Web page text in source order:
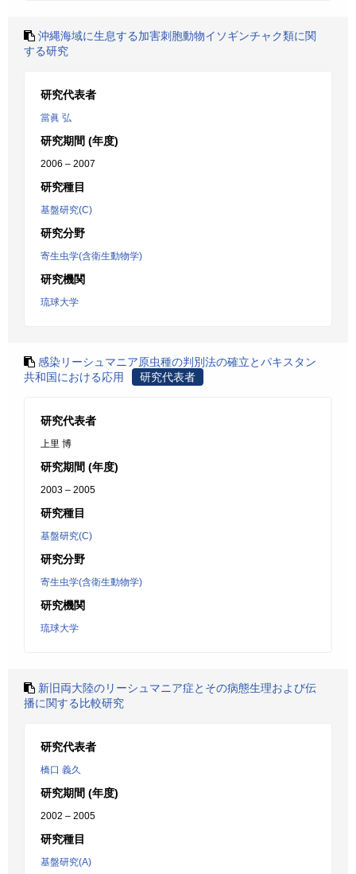
沖縄海域に生息する加害刺胞動物イソギンチャク類に関
する研究
研究代表者
當眞 弘
研究期間 (年度)
2006 – 2007
研究種目
基盤研究(C)
研究分野
寄生虫学(含衛生動物学)
研究機関
琉球大学
感染リーシュマニア原虫種の判別法の確立とパキスタン
共和国における応用
研究代表者
研究代表者
上里 博
研究期間 (年度)
2003 – 2005
研究種目
基盤研究(C)
研究分野
寄生虫学(含衛生動物学)
研究機関
琉球大学
新旧両大陸のリーシュマニア症とその病態生理および伝
播に関する比較研究
研究代表者
橋口 義久
研究期間 (年度)
2002 – 2005
研究種目
基盤研究(A)